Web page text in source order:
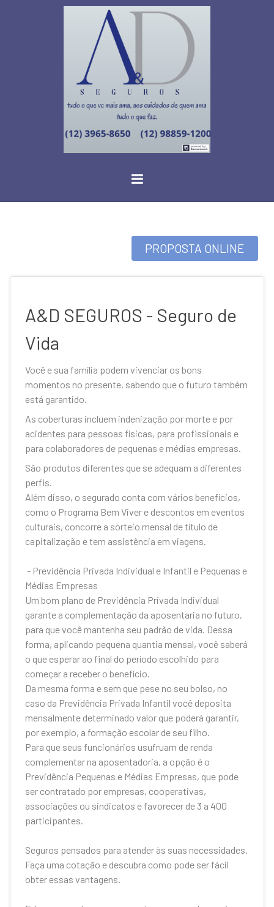
PROPOSTA ONLINE
A&D SEGUROS - Seguro de
Vida
Você e sua família podem vivenciar os bons
momentos no presente, sabendo que o futuro também
está garantido.
As coberturas incluem indenização por morte e por
acidentes para pessoas físicas, para profissionais e
para colaboradores de pequenas e médias empresas.
São produtos diferentes que se adequam a diferentes
perfis.
Além disso, o segurado conta com vários benefícios,
como o Programa Bem Viver e descontos em eventos
culturais, concorre a sorteio mensal de título de
capitalização e tem assistência em viagens.
- Previdência Privada Individual e Infantil e Pequenas e
Médias Empresas
Um bom plano de Previdência Privada Individual
garante a complementação da aposentaria no futuro,
para que você mantenha seu padrão de vida. Dessa
forma, aplicando pequena quantia mensal, você saberá
o que esperar ao final do período escolhido para
começar a receber o benefício.
Da mesma forma e sem que pese no seu bolso, no
caso da Previdência Privada Infantil você deposita
mensalmente determinado valor que poderá garantir,
por exemplo, a formação escolar de seu filho.
Para que seus funcionários usufruam de renda
complementar na aposentadoria, a opção é o
Previdência Pequenas e Médias Empresas, que pode
ser contratado por empresas, cooperativas,
associações ou sindicatos e favorecer de 3 a 400
participantes.
Seguros pensados para atender às suas necessidades.
Faça uma cotação e descubra como pode ser fácil
obter essas vantagens.